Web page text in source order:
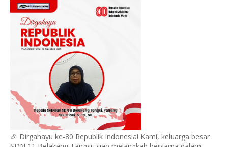
🎉 Dirgahayu ke-80 Republik Indonesia! Kami, keluarga besar